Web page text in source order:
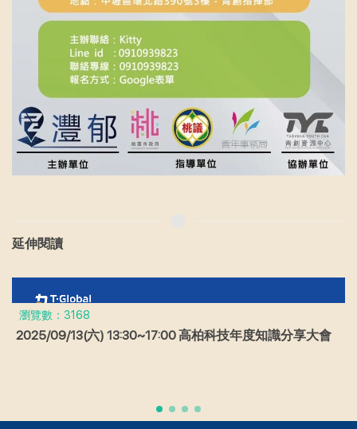
延伸閱讀
瀏覽數：3168
2025/09/13(六) 13:30~17:00 高柏科技年度知識分享大會